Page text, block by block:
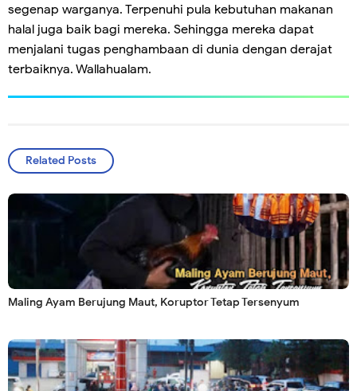
segenap warganya. Terpenuhi pula kebutuhan makanan
halal juga baik bagi mereka. Sehingga mereka dapat
menjalani tugas penghambaan di dunia dengan derajat
terbaiknya. Wallahualam.
Related Posts
Maling Ayam Berujung Maut, Koruptor Tetap Tersenyum